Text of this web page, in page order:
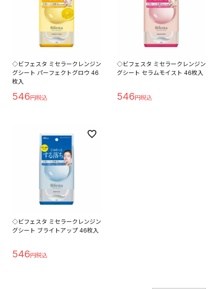
◇ビフェスタ ミセラークレンジン
グシート パーフェクトグロウ 46
枚入
546
◇ビフェスタ ミセラークレンジン
グシート セラムモイスト 46枚入
546
◇ビフェスタ ミセラークレンジン
グシート ブライトアップ 46枚入
546